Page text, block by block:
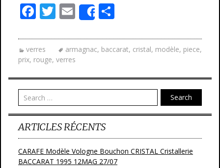
F
e
b
o
o
k
T
itt
er
E
m
ai
l
Share
ta
g
er
verres armagnac, baccarat, cristal, modèle, piece,
prix, rouge, verres
Search
ARTICLES RÉCENTS
CARAFE Modèle Vologne Bouchon CRISTAL Cristallerie
BACCARAT 1995 12MAG 27/07